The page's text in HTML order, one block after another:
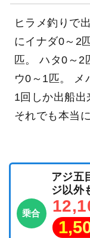
ヒラメ釣りで
にイナダ0～2
匹。 ハタ0～2
ウ0～1匹。 メ
1回しか出船
それでも本当
乗合
アジ五
ジ以外